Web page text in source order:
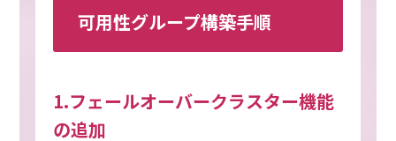
可用性グループ構築手順
1.フェールオーバークラスター機能
の追加